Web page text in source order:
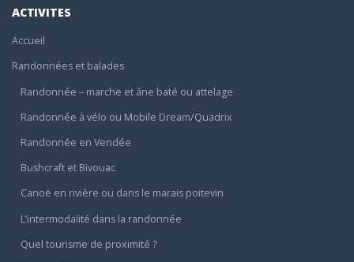
ACTIVITES
Accueil
Randonnées et balades
Randonnée – marche et âne baté ou attelage
Randonnée à vélo ou Mobile Dream/Quadrix
Randonnée en Vendée
Bushcraft et Bivouac
Canoë en rivière ou dans le marais poitevin
L’intermodalité dans la randonnée
Quel tourisme de proximité ?